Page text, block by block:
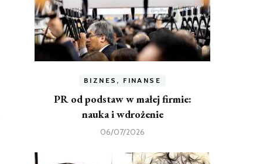
BIZNES, FINANSE
PR od podstaw w małej firmie:
nauka i wdrożenie
06/07/2026